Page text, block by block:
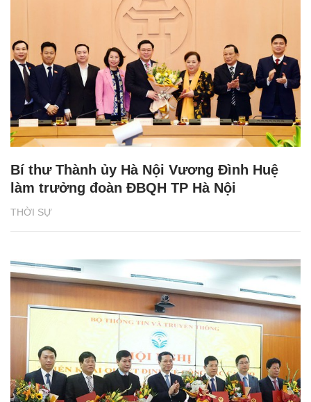
THỜI SỰ
Bí thư Thành ủy Hà Nội Vương Đình Huệ
làm trưởng đoàn ĐBQH TP Hà Nội